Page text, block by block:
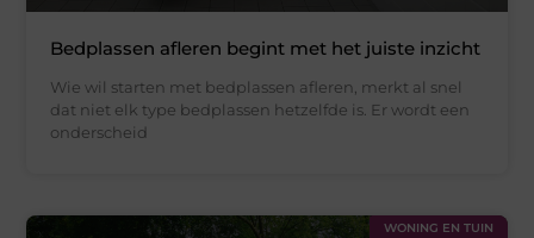
Bedplassen afleren begint met het juiste inzicht
Wie wil starten met bedplassen afleren, merkt al snel
dat niet elk type bedplassen hetzelfde is. Er wordt een
onderscheid
WONING EN TUIN